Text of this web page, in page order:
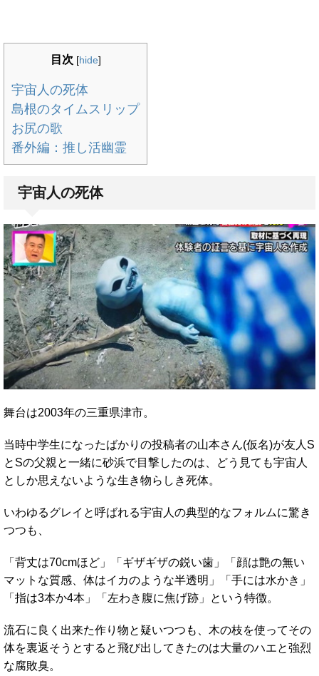
目次 [hide]
宇宙人の死体
島根のタイムスリップ
お尻の歌
番外編：推し活幽霊
宇宙人の死体
舞台は2003年の三重県津市。
当時中学生になったばかりの投稿者の山本さん(仮名)が友人S
とSの父親と一緒に砂浜で目撃したのは、どう見ても宇宙人
としか思えないような生き物らしき死体。
いわゆるグレイと呼ばれる宇宙人の典型的なフォルムに驚き
つつも、
「背丈は70cmほど」「ギザギザの鋭い歯」「顔は艶の無い
マットな質感、体はイカのような半透明」「手には水かき」
「指は3本か4本」「左わき腹に焦げ跡」という特徴。
流石に良く出来た作り物と疑いつつも、木の枝を使ってその
体を裏返そうとすると飛び出してきたのは大量のハエと強烈
な腐敗臭。